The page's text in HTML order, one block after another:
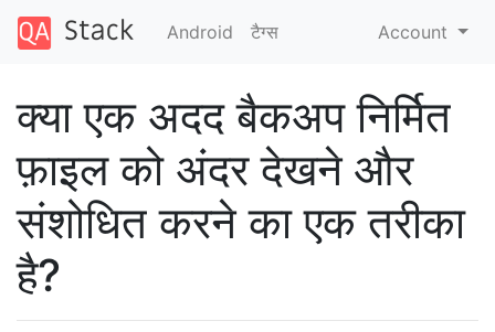
Android टैग्‍स Account
क्या एक अदद बैकअप निर्मित
फ़ाइल को अंदर देखने और
संशोधित करने का एक तरीका
है?